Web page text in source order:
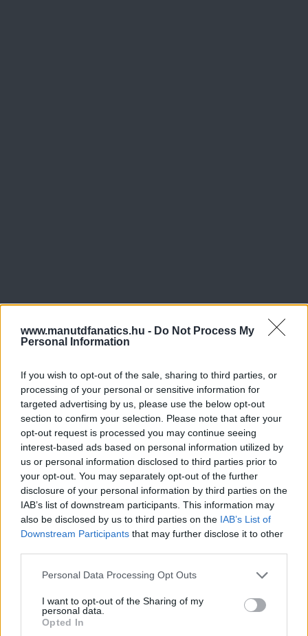
www.manutdfanatics.hu - Do Not Process My
Personal Information
If you wish to opt-out of the sale, sharing to third parties, or
processing of your personal or sensitive information for
targeted advertising by us, please use the below opt-out
section to confirm your selection. Please note that after your
opt-out request is processed you may continue seeing
interest-based ads based on personal information utilized by
us or personal information disclosed to third parties prior to
your opt-out. You may separately opt-out of the further
disclosure of your personal information by third parties on the
IAB’s list of downstream participants. This information may
also be disclosed by us to third parties on the IAB’s List of
Downstream Participants that may further disclose it to other
Please note that this website/app uses one or more Google
not limited to your visit or usage behaviour. You may click to
grant or deny consent to Google and its third-party tags to
use your data for below specified purposes in below Google
Personal Data Processing Opt Outs
I want to opt-out of the Sharing of my
personal data.
Opted In